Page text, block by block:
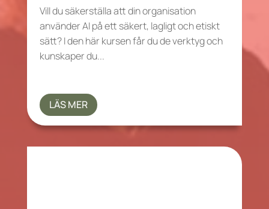
Vill du säkerställa att din organisation
använder AI på ett säkert, lagligt och etiskt
sätt? I den här kursen får du de verktyg och
kunskaper du...
LÄS MER